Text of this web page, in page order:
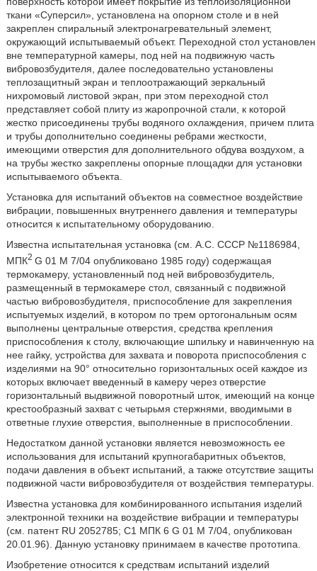
ткани «Суперсил», установлена на опорном столе и в ней
закреплен спиральный электронагревательный элемент,
окружающий испытываемый объект. Переходной стол установлен
вне температурной камеры, под ней на подвижную часть
вибровозбудителя, далее последовательно установлены
теплозащитный экран и теплоотражающий зеркальный
нихромовый листовой экран, при этом переходной стол
представляет собой плиту из жаропрочной стали, к которой
жестко присоединены трубы водяного охлаждения, причем плита
и трубы дополнительно соединены ребрами жесткости,
имеющими отверстия для дополнительного обдува воздухом, а
на трубы жестко закреплены опорные площадки для установки
испытываемого объекта.
Установка для испытаний объектов на совместное воздействие
вибрации, повышенных внутреннего давления и температуры
относится к испытательному оборудованию.
Известна испытательная установка (см. А.С. СССР №1186984,
МПК2 G 01 M 7/04 опубликовано 1985 году) содержащая
термокамеру, установленный под ней вибровозбудитель,
размещенный в термокамере стол, связанный с подвижной
частью вибровозбудителя, приспособление для закрепления
испытуемых изделий, в котором по трем ортогональным осям
выполнены центральные отверстия, средства крепления
приспособления к столу, включающие шпильку и навинченную на
нее гайку, устройства для захвата и поворота приспособления с
изделиями на 90° относительно горизонтальных осей каждое из
которых включает введенный в камеру через отверстие
горизонтальный выдвижной поворотный шток, имеющий на конце
крестообразный захват с четырьмя стержнями, вводимыми в
ответные глухие отверстия, выполненные в приспособлении.
Недостатком данной установки является невозможность ее
использования для испытаний крупногабаритных объектов,
подачи давления в объект испытаний, а также отсутствие защиты
подвижной части вибровозбудителя от воздействия температуры.
Известна установка для комбинированного испытания изделий
электронной техники на воздействие вибрации и температуры
(см. патент RU 2052785; С1 МПК 6 G 01 М 7/04, опубликован
20.01.96). Данную установку принимаем в качестве прототипа.
Изобретение относится к средствам испытаний изделий